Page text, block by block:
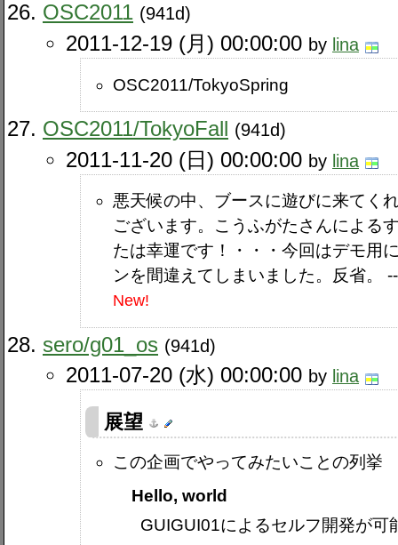
OSC2011 (941d)
2011-12-19 (月) 00:00:00 by lina
OSC2011​/TokyoSpring
OSC2011​/TokyoFall (941d)
2011-11-20 (日) 00:00:00 by lina
悪天候の中、ブースに遊びに来てく
ございます。こうふがたさんによる
たは幸運です！・・・今回はデモ用
ンを間違えてしまいました。反省。
New!
sero​/g01_os (941d)
2011-07-20 (水) 00:00:00 by lina
展望
この企画でやってみたいことの列挙
Hello, world
GUIGUI01によるセルフ開発が可